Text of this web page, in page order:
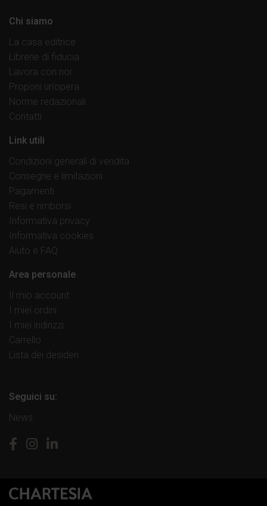
Chi siamo
La casa editrice
Librerie di fiducia
Lavora con noi
Proponi un’opera
Norme redazionali
Contatti
Link utili
Condizioni generali di vendita
Consegne e limitazioni
Pagamenti
Resi e rimborsi
Informativa privacy
Informativa cookies
Aiuto e FAQ
Area personale
Il mio account
I miei ordini
I miei indirizzi
Carrello
Lista dei desideri
Seguici su:
News